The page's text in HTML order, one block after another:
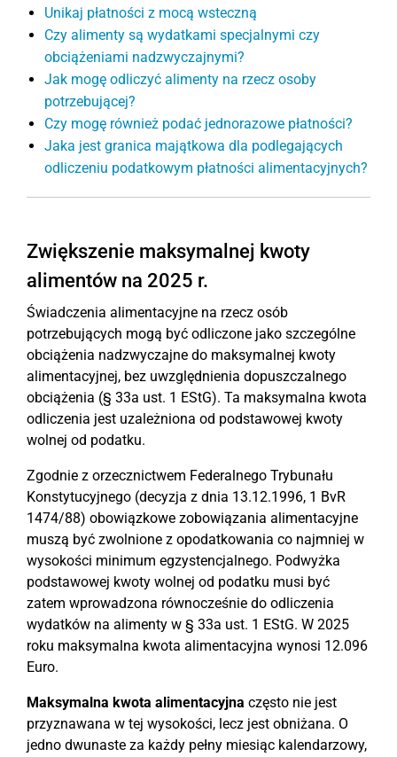
Unikaj płatności z mocą wsteczną
Czy alimenty są wydatkami specjalnymi czy
obciążeniami nadzwyczajnymi?
Jak mogę odliczyć alimenty na rzecz osoby
potrzebującej?
Czy mogę również podać jednorazowe płatności?
Jaka jest granica majątkowa dla podlegających
odliczeniu podatkowym płatności alimentacyjnych?
Zwiększenie maksymalnej kwoty
alimentów na 2025 r.
Świadczenia alimentacyjne na rzecz osób
potrzebujących mogą być odliczone jako szczególne
obciążenia nadzwyczajne do maksymalnej kwoty
alimentacyjnej, bez uwzględnienia dopuszczalnego
obciążenia (§ 33a ust. 1 EStG). Ta maksymalna kwota
odliczenia jest uzależniona od podstawowej kwoty
wolnej od podatku.
Zgodnie z orzecznictwem Federalnego Trybunału
Konstytucyjnego (decyzja z dnia 13.12.1996, 1 BvR
1474/88) obowiązkowe zobowiązania alimentacyjne
muszą być zwolnione z opodatkowania co najmniej w
wysokości minimum egzystencjalnego. Podwyżka
podstawowej kwoty wolnej od podatku musi być
zatem wprowadzona równocześnie do odliczenia
wydatków na alimenty w § 33a ust. 1 EStG. W 2025
roku maksymalna kwota alimentacyjna wynosi 12.096
Euro.
Maksymalna kwota alimentacyjna często nie jest
przyznawana w tej wysokości, lecz jest obniżana. O
jedno dwunaste za każdy pełny miesiąc kalendarzowy,